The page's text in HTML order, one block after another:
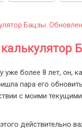
уже более 8 лет, он,
пара его
с моими
действительно